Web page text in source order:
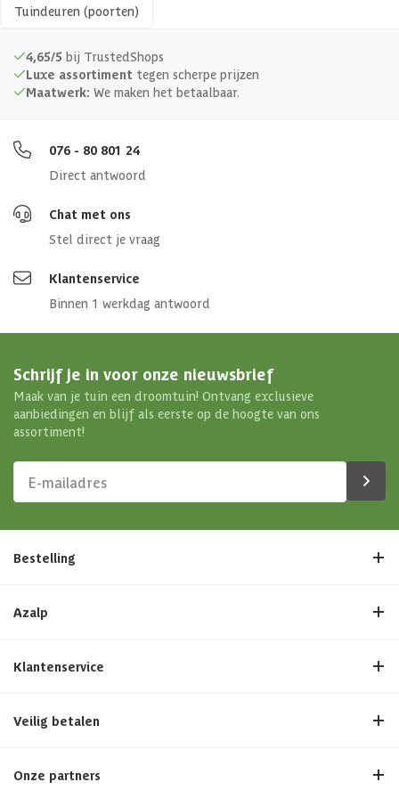
Tuindeuren (poorten)
4,65/5 bij TrustedShops
Luxe assortiment tegen scherpe prijzen
Maatwerk: We maken het betaalbaar.
076 - 80 801 24
Direct antwoord
Chat met ons
Stel direct je vraag
Klantenservice
Binnen 1 werkdag antwoord
Schrijf je in voor onze nieuwsbrief
Maak van je tuin een droomtuin! Ontvang exclusieve
aanbiedingen en blijf als eerste op de hoogte van ons
assortiment!
Bestelling
Azalp
Klantenservice
Veilig betalen
Onze partners